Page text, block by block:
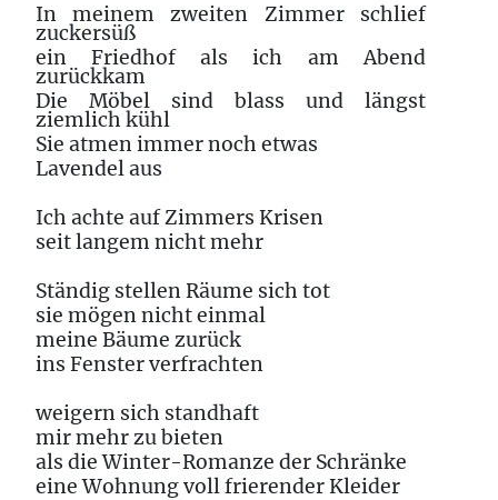
In meinem zweiten Zimmer schlief
zuckersüß
ein Friedhof als ich am Abend
zurückkam
Die Möbel sind blass und längst
ziemlich kühl
Sie atmen immer noch etwas
Lavendel aus
Ich achte auf Zimmers Krisen
seit langem nicht mehr
Ständig stellen Räume sich tot
sie mögen nicht einmal
meine Bäume zurück
ins Fenster verfrachten
weigern sich standhaft
mir mehr zu bieten
als die Winter-Romanze der Schränke
eine Wohnung voll frierender Kleider